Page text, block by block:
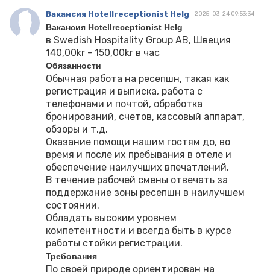
Вакансия Hotellreceptionist Helg 2025-03-24 09:53:34
Вакансия Hotellreceptionist Helg
в Swedish Hospitality Group AB, Швеция
140,00kr - 150,00kr в час
Обязанности
Обычная работа на ресепшн, такая как
регистрация и выписка, работа с
телефонами и почтой, обработка
бронирований, счетов, кассовый аппарат,
обзоры и т.д.
Оказание помощи нашим гостям до, во
время и после их пребывания в отеле и
обеспечение наилучших впечатлений.
В течение рабочей смены отвечать за
поддержание зоны ресепшн в наилучшем
состоянии.
Обладать высоким уровнем
компетентности и всегда быть в курсе
работы стойки регистрации.
Требования
По своей природе ориентирован на